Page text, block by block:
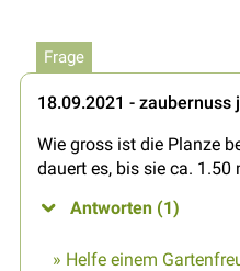
Frage
18.09.2021 - zaubernuss
Wie gross ist die Planze
dauert es, bis sie ca. 1.50
Antworten (1)
» Helfe einem